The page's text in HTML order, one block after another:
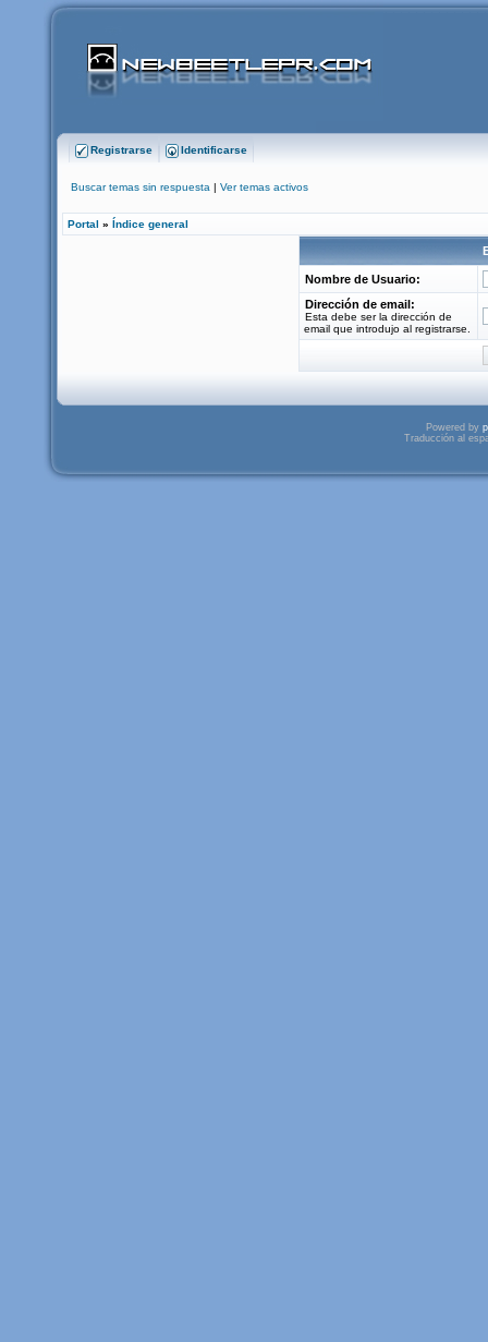
Registrarse Identificarse
Buscar temas sin respuesta | Ver temas activos
Portal » Índice general
Nombre de Usuario:
Dirección de email:
Esta debe ser la dirección de
email que introdujo al registrarse.
Powered by
Traducción al